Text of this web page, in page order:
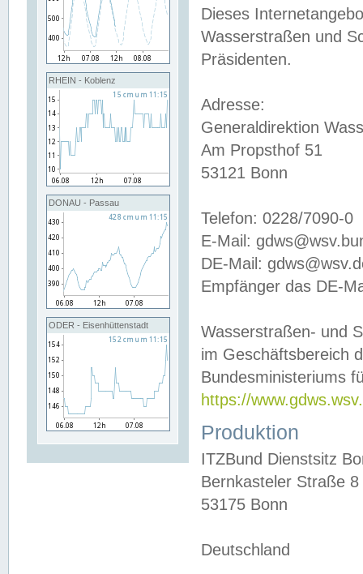
RHEIN - Koblenz
DONAU - Passau
ODER - Eisenhüttenstadt
Dieses
Wasserstraßen und
Präsidenten.
Adresse:
Generaldirektion
Am Propsthof 51
53121 Bonn
Telefon: 0228/7090-0
E-Mail:
DE-Mail:
Empfänger das DE-
Wasserstraßen- und
im Geschäftsbereich
Bundesministeriums
https://
Produktion
ITZBund Dienstsitz
Bernkasteler Straße 8
53175 Bonn
Deutschland